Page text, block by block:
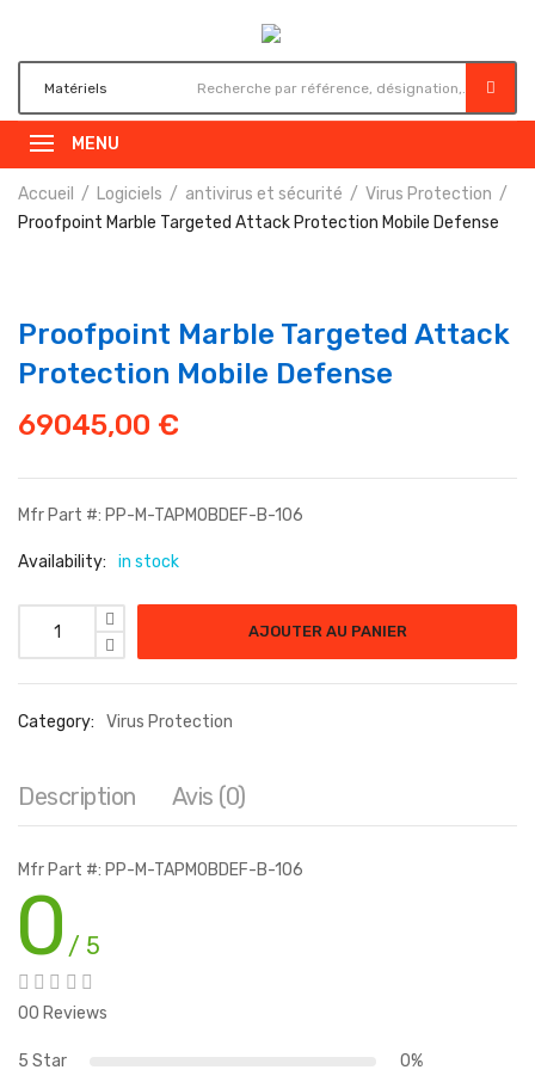
MENU
Accueil Logiciels antivirus et sécurité
Virus Protection
Proofpoint Marble Targeted Attack Protection Mobile Defense
Proofpoint Marble Targeted Attack
Protection Mobile Defense
69045,00 €
Mfr Part #: PP-M-TAPMOBDEF-B-106
Availability: in stock
AJOUTER AU PANIER
Category: Virus Protection
Description Avis (0)
Mfr Part #: PP-M-TAPMOBDEF-B-106
0 / 5
00 Reviews
5 Star
0%